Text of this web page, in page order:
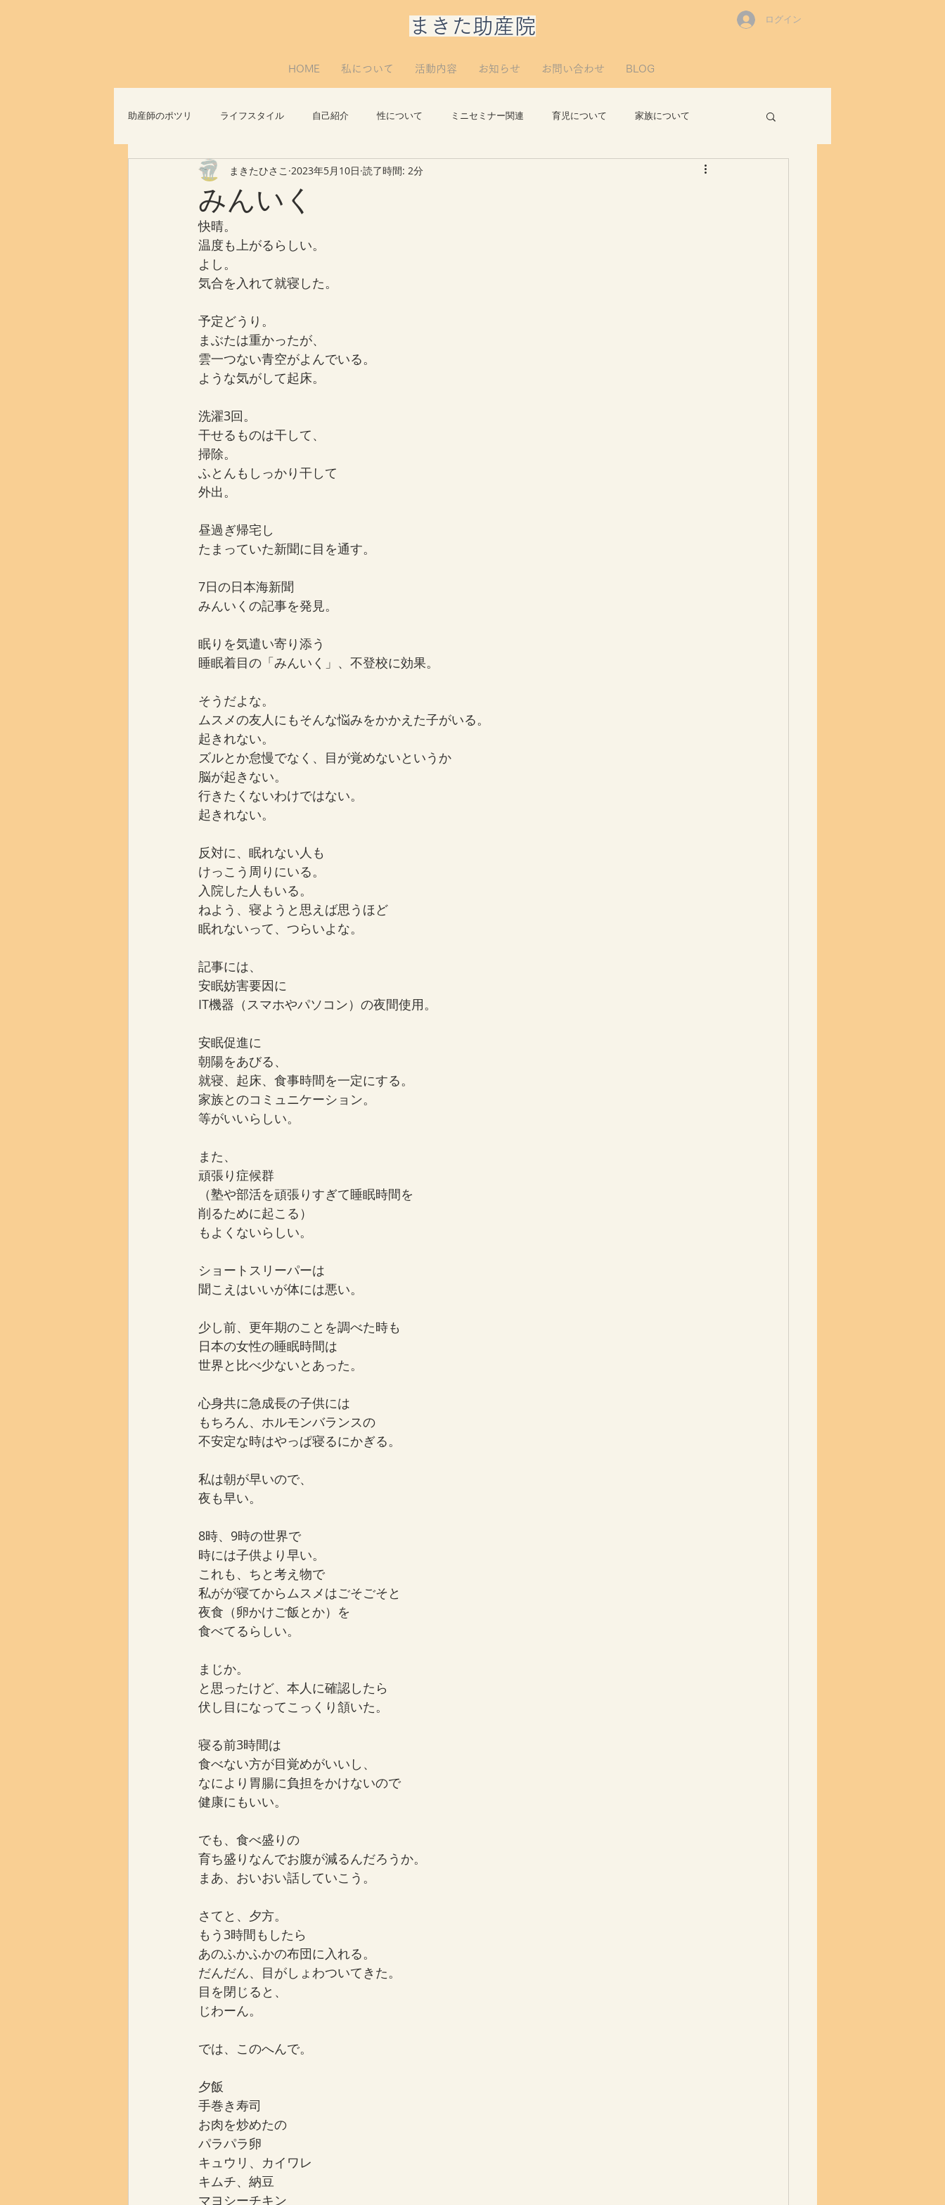
​まきた助産院 ログイン
HOME 私について 活動内容 お知らせ お問い合わせ BLOG
助産師のポツリ ライフスタイル 自己紹介 性について ミニセミナー関連 育児について 家族について
おっぱいについて 思い出 講義について
みんいく
まきたひさこ 2023年5月10日 読了時間: 2分
快晴。
温度も上がるらしい。
よし。
気合を入れて就寝した。
予定どうり。
まぶたは重かったが、
雲一つない青空がよんでいる。
ような気がして起床。
洗濯3回。
干せるものは干して、
掃除。
ふとんもしっかり干して
外出。
昼過ぎ帰宅し
たまっていた新聞に目を通す。
7日の日本海新聞
みんいくの記事を発見。
眠りを気遣い寄り添う
睡眠着目の「みんいく」、不登校に効果。
そうだよな。
ムスメの友人にもそんな悩みをかかえた子がいる。
起きれない。
ズルとか怠慢でなく、目が覚めないというか
脳が起きない。
行きたくないわけではない。
起きれない。
反対に、眠れない人も
けっこう周りにいる。
入院した人もいる。
ねよう、寝ようと思えば思うほど
眠れないって、つらいよな。
記事には、
安眠妨害要因に
IT機器（スマホやパソコン）の夜間使用。
安眠促進に
朝陽をあびる、
就寝、起床、食事時間を一定にする。
家族とのコミュニケーション。
等がいいらしい。
また、
頑張り症候群
（塾や部活を頑張りすぎて睡眠時間を
削るために起こる）
もよくないらしい。
ショートスリーパーは
聞こえはいいが体には悪い。
少し前、更年期のことを調べた時も
日本の女性の睡眠時間は
世界と比べ少ないとあった。
心身共に急成長の子供には
もちろん、ホルモンバランスの
不安定な時はやっぱ寝るにかぎる。
私は朝が早いので、
夜も早い。
8時、9時の世界で
時には子供より早い。
これも、ちと考え物で
私がが寝てからムスメはごそごそと
夜食（卵かけご飯とか）を
食べてるらしい。
まじか。
と思ったけど、本人に確認したら
伏し目になってこっくり頷いた。
寝る前3時間は
食べない方が目覚めがいいし、
なにより胃腸に負担をかけないので
健康にもいい。
でも、食べ盛りの
育ち盛りなんでお腹が減るんだろうか。
まあ、おいおい話していこう。
さてと、夕方。
もう3時間もしたら
あのふかふかの布団に入れる。
だんだん、目がしょわついてきた。
目を閉じると、
じわーん。
では、このへんで。
夕飯
手巻き寿司
お肉を炒めたの
パラパラ卵
キュウリ、カイワレ
キムチ、納豆
マヨシーチキン